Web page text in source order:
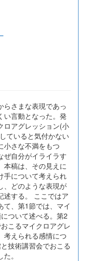
らさまな表現であっ
い言動となった。発
ロアグレッション(小
ていると気付かない
小さな不満をもつ
ぜ自分がイライラす
本稿は、その見えに
手について考えられ
、どのような表現が
述する。 ここではア
て、第1節では、マイ
ついて述べる。第2
こるマイクロアグレ
考えられる感情につ
技術講習会でおこる
。